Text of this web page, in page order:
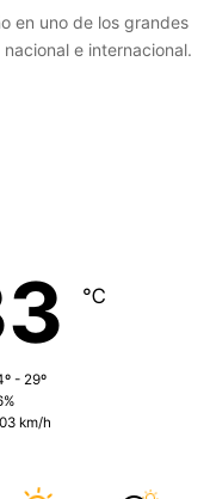
en uno de los grandes
e internacional.
℃
- 29º
km/h